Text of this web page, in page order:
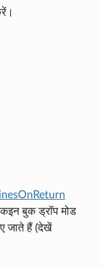
बुक ड्रॉप मोड
जाते हैं (देखें